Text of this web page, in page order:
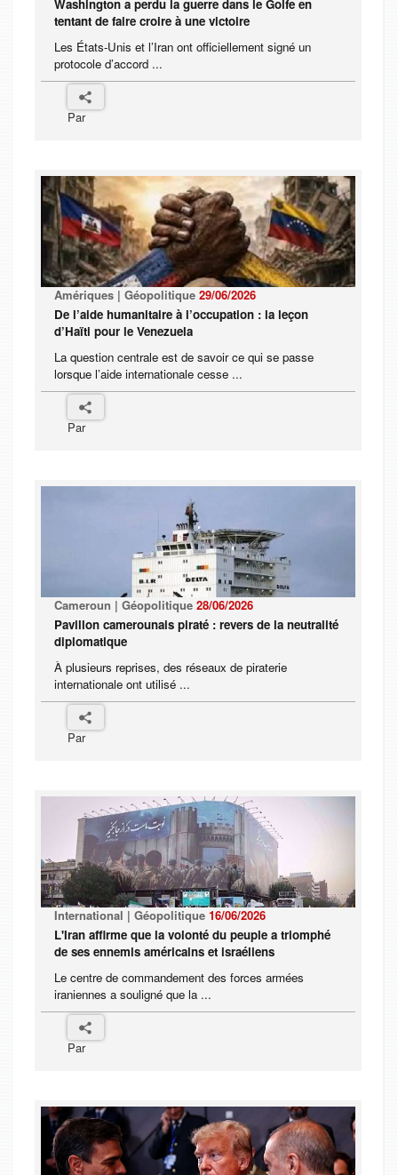
Washington a perdu la guerre dans le Golfe en
tentant de faire croire à une victoire
Les États-Unis et l’Iran ont officiellement signé un
protocole d’accord ...
Par
Amériques | Géopolitique 29/06/2026
De l’aide humanitaire à l’occupation : la leçon
d’Haïti pour le Venezuela
La question centrale est de savoir ce qui se passe
lorsque l’aide internationale cesse ...
Par
Cameroun | Géopolitique 28/06/2026
Pavillon camerounais piraté : revers de la neutralité
diplomatique
À plusieurs reprises, des réseaux de piraterie
internationale ont utilisé ...
Par
International | Géopolitique 16/06/2026
L'Iran affirme que la volonté du peuple a triomphé
de ses ennemis américains et israéliens
Le centre de commandement des forces armées
iraniennes a souligné que la ...
Par